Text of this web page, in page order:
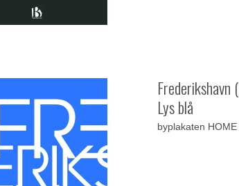
Lys blå
byplakaten HOME